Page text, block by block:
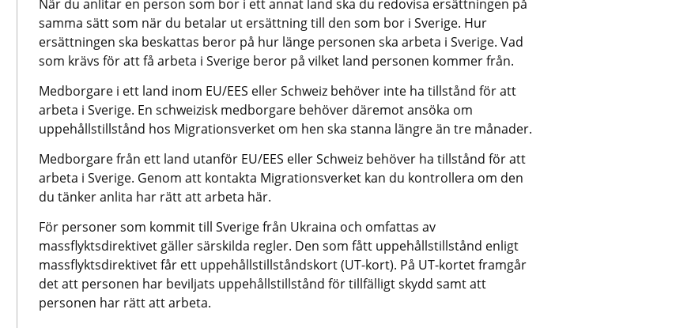
När du anlitar en person som bor i ett annat land ska du redovisa ersättningen på
samma sätt som när du betalar ut ersättning till den som bor i Sverige. Hur
ersättningen ska beskattas beror på hur länge personen ska arbeta i Sverige. Vad
som krävs för att få arbeta i Sverige beror på vilket land personen kommer från.
Medborgare i ett land inom EU/EES eller Schweiz behöver inte ha tillstånd för att
arbeta i Sverige. En schweizisk medborgare behöver däremot ansöka om
uppehållstillstånd hos Migrationsverket om hen ska stanna längre än tre månader.
Medborgare från ett land utanför EU/EES eller Schweiz behöver ha tillstånd för att
arbeta i Sverige. Genom att kontakta Migrationsverket kan du kontrollera om den
du tänker anlita har rätt att arbeta här.
För personer som kommit till Sverige från Ukraina och omfattas av
massflyktsdirektivet gäller särskilda regler. Den som fått uppehållstillstånd enligt
massflyktsdirektivet får ett uppehållstillståndskort (UT-kort). På UT-kortet framgår
det att personen har beviljats uppehållstillstånd för tillfälligt skydd samt att
personen har rätt att arbeta.